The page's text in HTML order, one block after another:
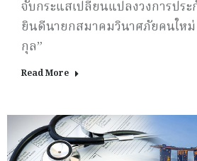
จับกระแสเปลี่ยนแปลงวงการปร
ยินดีนายกสมาคมวินาศภัยคนให
กุล”
Read More